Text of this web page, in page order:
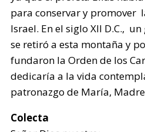
para conservar y promover
Israel. En el siglo XII D.C.,
se retiró a esta montaña y
fundaron la Orden de los
dedicaría a la vida
patronazgo de María,
Colecta